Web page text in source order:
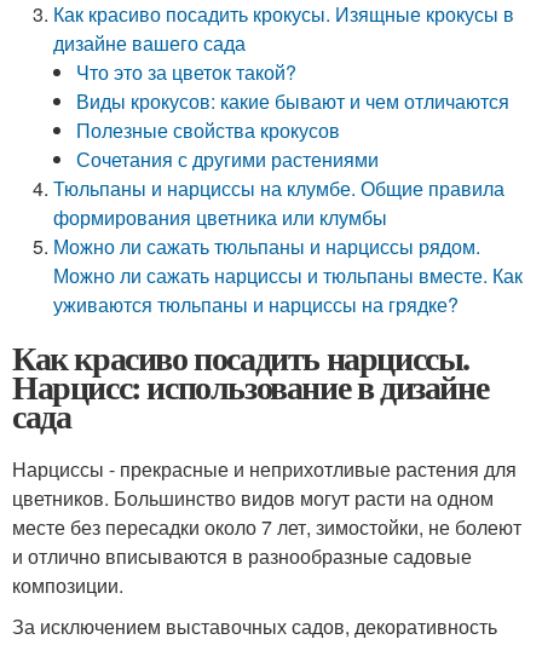
Как красиво посадить крокусы. Изящные крокусы в
дизайне вашего сада
Что это за цветок такой?
Виды крокусов: какие бывают и чем отличаются
Полезные свойства крокусов
Сочетания с другими растениями
Тюльпаны и нарциссы на клумбе. Общие правила
формирования цветника или клумбы
Можно ли сажать тюльпаны и нарциссы рядом.
Можно ли сажать нарциссы и тюльпаны вместе. Как
уживаются тюльпаны и нарциссы на грядке?
Как красиво посадить нарциссы.
Нарцисс: использование в дизайне
сада
Нарциссы - прекрасные и неприхотливые растения для
цветников. Большинство видов могут расти на одном
месте без пересадки около 7 лет, зимостойки, не болеют
и отлично вписываются в разнообразные садовые
композиции.
За исключением выставочных садов, декоративность